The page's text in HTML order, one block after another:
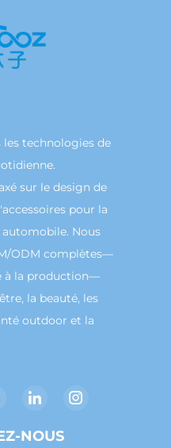
technologies de
sur le design de
pour la
Nous
ODM complètes—
à la production—
la beauté, les
outdoor et la
NOUS